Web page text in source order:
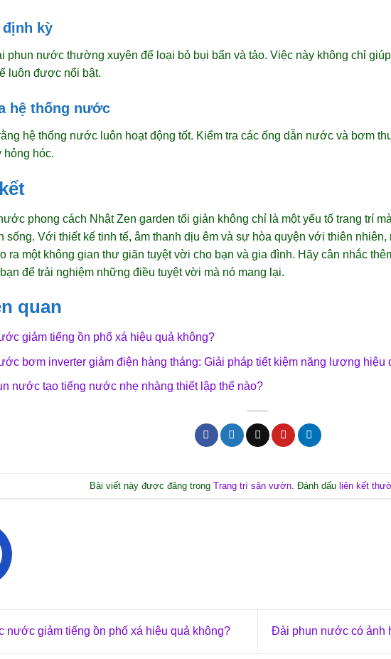
định kỳ
phun nước thường xuyên để loại bỏ bụi bẩn và tảo. Việc này không chỉ
luôn được nổi bật.
hệ thống nước
hệ thống nước luôn hoạt động tốt. Kiểm tra các ống dẫn nước và bơm
hỏng hóc.
phong cách Nhật Zen garden tối giản không chỉ là một yếu tố trang trí
sống. Với thiết kế tinh tế, âm thanh dịu êm và sự hòa quyện với thiên
ra một không gian thư giãn tuyệt vời cho bạn và gia đình. Hãy cân nhắc
để trải nghiệm những điều tuyệt vời mà nó mang lại.
quan
giảm tiếng ồn phố xá hiệu quả không?
bơm inverter giảm điện hàng tháng: Giải pháp tiết kiệm năng lượng hiệu
nước tạo tiếng nước nhẹ nhàng thiết lập thế nào?
Bài viết này được đăng trong Trang trí sân vườn . Đánh dấu liên kết
nước giảm tiếng ồn phố xá hiệu quả không? Đài phun nước có ảnh